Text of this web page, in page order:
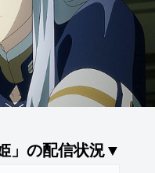
」の配信状況▼